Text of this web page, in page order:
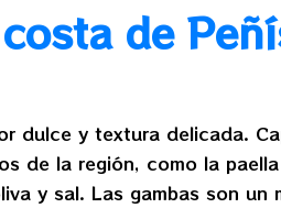
de
dulce y textura delicada.
de la región, como la
y sal. Las gambas son